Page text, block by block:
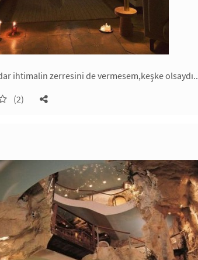
ihtimalin zerresini de vermesem,keşke olsaydı..
(2)